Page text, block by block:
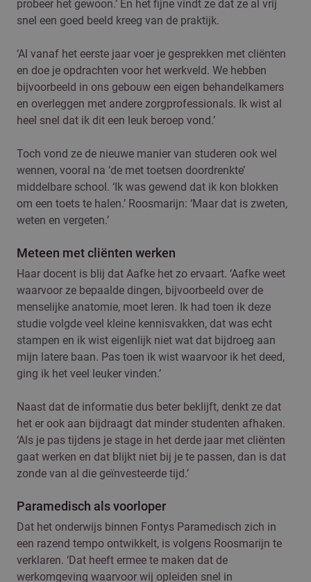
probeer het gewoon.’ En het fijne vindt ze dat ze al vrij
snel een goed beeld kreeg van de praktijk.
‘Al vanaf het eerste jaar voer je gesprekken met cliënten
en doe je opdrachten voor het werkveld. We hebben
bijvoorbeeld in ons gebouw een eigen behandelkamers
en overleggen met andere zorgprofessionals. Ik wist al
heel snel dat ik dit een leuk beroep vond.’
Toch vond ze de nieuwe manier van studeren ook wel
wennen, vooral na ‘de met toetsen doordrenkte’
middelbare school. ‘Ik was gewend dat ik kon blokken
om een toets te halen.’ Roosmarijn: ‘Maar dat is zweten,
weten en vergeten.’
Meteen met cliënten werken
Haar docent is blij dat Aafke het zo ervaart. ‘Aafke weet
waarvoor ze bepaalde dingen, bijvoorbeeld over de
menselijke anatomie, moet leren. Ik had toen ik deze
studie volgde veel kleine kennisvakken, dat was echt
stampen en ik wist eigenlijk niet wat dat bijdroeg aan
mijn latere baan. Pas toen ik wist waarvoor ik het deed,
ging ik het veel leuker vinden.’
Naast dat de informatie dus beter beklijft, denkt ze dat
het er ook aan bijdraagt dat minder studenten afhaken.
‘Als je pas tijdens je stage in het derde jaar met cliënten
gaat werken en dat blijkt niet bij je te passen, dan is dat
zonde van al die geïnvesteerde tijd.’
Paramedisch als voorloper
Dat het onderwijs binnen Fontys Paramedisch zich in
een razend tempo ontwikkelt, is volgens Roosmarijn te
verklaren. ‘Dat heeft ermee te maken dat de
werkomgeving waarvoor wij opleiden snel in